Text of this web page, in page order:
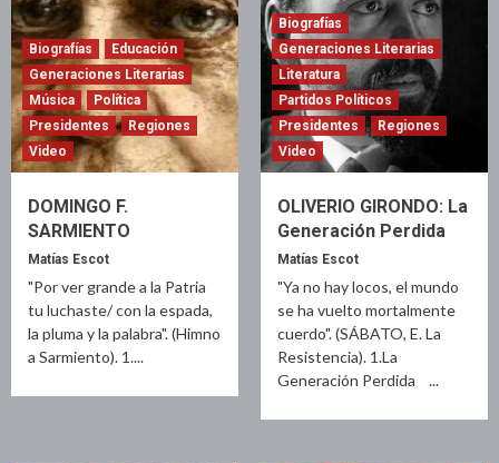
Biografías
Educación
Generaciones Literarias
Música
Política
Presidentes
Regiones
Video
DOMINGO F.
SARMIENTO
Matías Escot
"Por ver grande a la Patria
tu luchaste/ con la espada,
la pluma y la palabra". (Himno
a Sarmiento). 1....
Biografías
Generaciones Literarias
Literatura
Partidos Políticos
Presidentes
Regiones
Video
OLIVERIO GIRONDO: La
Generación Perdida
Matías Escot
"Ya no hay locos, el mundo
se ha vuelto mortalmente
cuerdo". (SÁBATO, E. La
Resistencia). 1.La
Generación Perdida ...